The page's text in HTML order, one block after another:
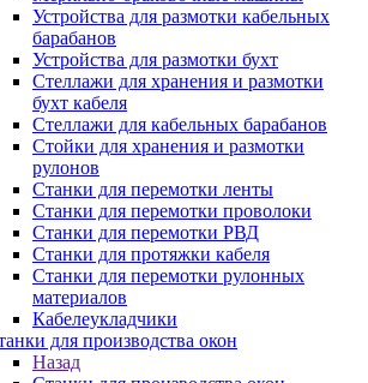
Устройства для размотки кабельных
барабанов
Устройства для размотки бухт
Стеллажи для хранения и размотки
бухт кабеля
Стеллажи для кабельных барабанов
Стойки для хранения и размотки
рулонов
Станки для перемотки ленты
Станки для перемотки проволоки
Станки для перемотки РВД
Станки для протяжки кабеля
Станки для перемотки рулонных
материалов
Кабелеукладчики
для производства окон
Назад